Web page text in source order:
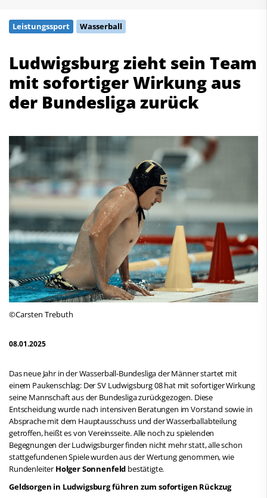
Leistungssport Wasserball
Ludwigsburg zieht sein Team
mit sofortiger Wirkung aus
der Bundesliga zurück
©Carsten Trebuth
08.01.2025
Das neue Jahr in der Wasserball-Bundesliga der Männer startet mit
einem Paukenschlag: Der SV Ludwigsburg 08 hat mit sofortiger Wirkung
seine Mannschaft aus der Bundesliga zurückgezogen. Diese
Entscheidung wurde nach intensiven Beratungen im Vorstand sowie in
Absprache mit dem Hauptausschuss und der Wasserballabteilung
getroffen, heißt es von Vereinsseite. Alle noch zu spielenden
Begegnungen der Ludwigsburger finden nicht mehr statt, alle schon
stattgefundenen Spiele wurden aus der Wertung genommen, wie
Rundenleiter Holger Sonnenfeld bestätigte.
Geldsorgen in Ludwigsburg führen zum sofortigen Rückzug
Freiwasserschwimmen
Wasserball
Synchronschwimmen
Masterssport
Deutscher Schwimm-Verband e.V.
Korbacher Straße 93
D-34132 Kassel
Fax: +49 561 94083-15
info@dsv.de